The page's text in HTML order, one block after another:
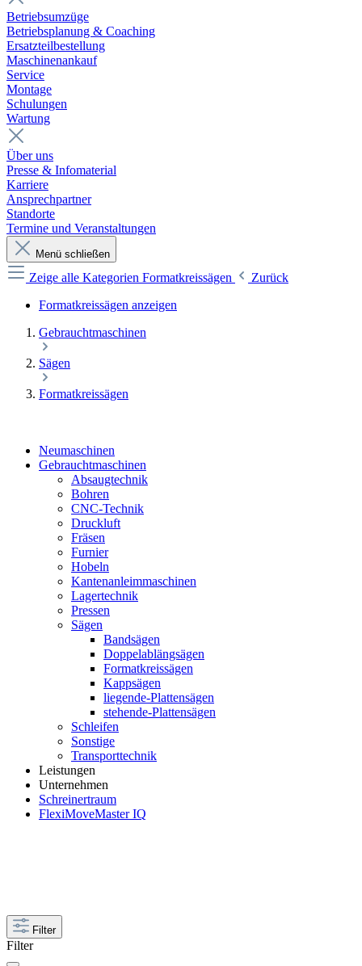
Betriebsumzüge
Betriebsplanung & Coaching
Ersatzteilbestellung
Maschinenankauf
Service
Montage
Schulungen
Wartung
Über uns
Presse & Infomaterial
Karriere
Ansprechpartner
Standorte
Termine und Veranstaltungen
Menü schließen
Zeige alle Kategorien Formatkreissägen
Zurück
Formatkreissägen anzeigen
Gebrauchtmaschinen
Sägen
Formatkreissägen
Neumaschinen
Gebrauchtmaschinen
Absaugtechnik
Bohren
CNC-Technik
Druckluft
Fräsen
Furnier
Hobeln
Kantenanleimmaschinen
Lagertechnik
Pressen
Sägen
Bandsägen
Doppelablängsägen
Formatkreissägen
Kappsägen
liegende-Plattensägen
stehende-Plattensägen
Schleifen
Sonstige
Transporttechnik
Leistungen
Unternehmen
Schreinertraum
FlexiMoveMaster IQ
Filter
Filter